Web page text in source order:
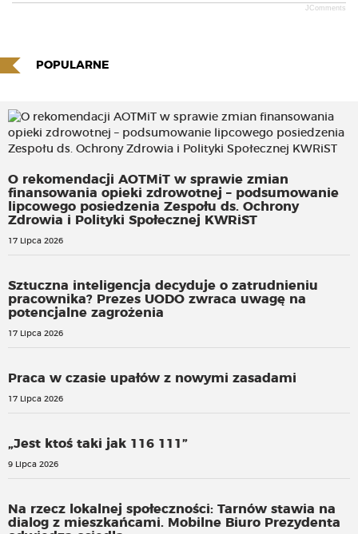
JComments
POPULARNE
O rekomendacji AOTMiT w sprawie zmian
finansowania opieki zdrowotnej – podsumowanie
lipcowego posiedzenia Zespołu ds. Ochrony
Zdrowia i Polityki Społecznej KWRiST
17 Lipca 2026
Sztuczna inteligencja decyduje o zatrudnieniu
pracownika? Prezes UODO zwraca uwagę na
potencjalne zagrożenia
17 Lipca 2026
Praca w czasie upałów z nowymi zasadami
17 Lipca 2026
„Jest ktoś taki jak 116 111”
9 Lipca 2026
Na rzecz lokalnej społeczności: Tarnów stawia na
dialog z mieszkańcami. Mobilne Biuro Prezydenta